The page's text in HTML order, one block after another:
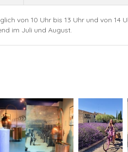
von 10 Uhr bis 13 Uhr und von 14
im Juli und August.